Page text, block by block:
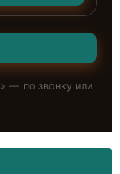
» — по звонку или